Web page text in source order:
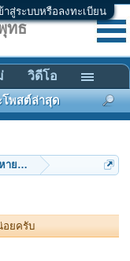
าสู่ระบบหรือลงทะเบียน
ยากให้หน่อยครับ
อยครับ
ทธ
โพสต์ล่าสุด
วิดีโอ